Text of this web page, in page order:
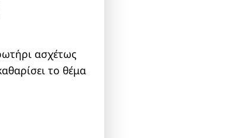
ασχέτως
το θέμα